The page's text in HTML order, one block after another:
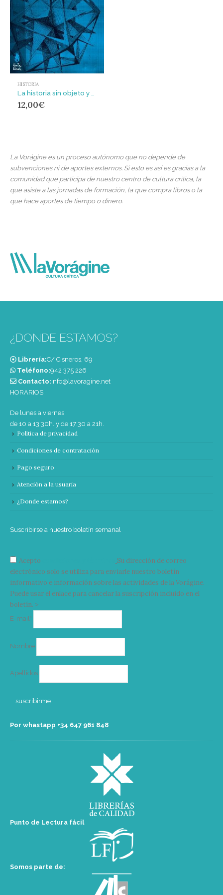
HISTORIA
La historia sin objeto y derivas posteriores
12,00€
La Vorágine es un proceso autónomo que no depende de
subvenciones ni de aportes externos. Si esto es así es gracias a la
comunidad que participa de nuestro centro de cultura crítica, la
que asiste a las jornadas de formación, la que compra libros o la
que hace aportes de tiempo o dinero.
¿DONDE ESTAMOS?
Librería:C/ Cisneros, 69
Teléfono:‭942 375 226‬
Contacto:info@lavoragine.net
HORARIOS
De lunes a viernes
de 10 a 13:30h. y de 17:30 a 21h.
Política de privacidad
Condiciones de contratación
Pago seguro
Atención a la usuaria
¿Donde estamos?
Suscribirse a nuestro boletín semanal
Acepto
Su dirección de correo
electrónico solo se utiliza para enviarle nuestro boletín
informativo e información sobre las actividades de la Vorágine.
Puede usar el enlace para cancelar la suscripción incluido en el
boletín. >
E-mail*
Nombre
Apellidos
Por whastapp +34 ‭647 961 848‬
Punto de Lectura fácil
Somos parte de: